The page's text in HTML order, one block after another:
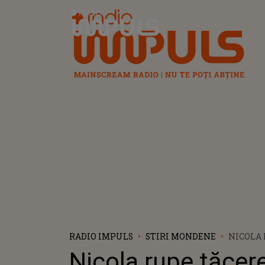
Radio Impuls
RADIO IMPULS STIRI MONDENE
NICOLA
LA